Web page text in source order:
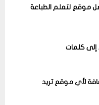
موقع لتعلم الطباعة
إلى كلمات
لأي موقع تريد